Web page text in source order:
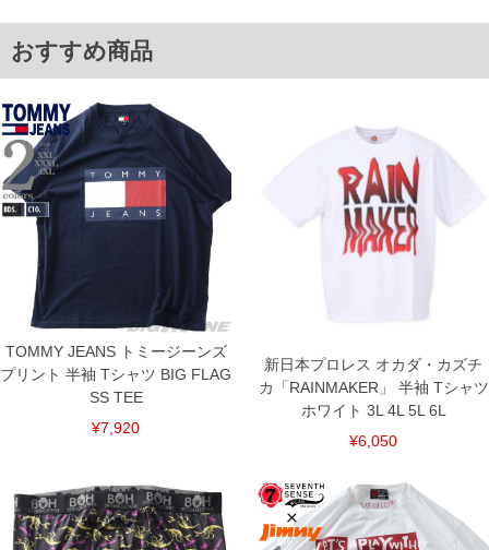
6L/68/26/144/82
単位はcm
下着(肌着)やワイシャツは商品の性質上、返品交換不可とさせて頂いております。予め
ご了承くださいませ。
※【ボトムの裾上げをご希望の場合】
裾上げ料金は500円+税となります。
備考欄に股下●cmとご記入下さい。（裾上げ無料対象商品は1本につき税込6,000円以
上の品が対象。1本5,999円以下の商品は有料（500円+税）となります。）
出荷まで約1週間～20日間程お時間を頂く場合がございます。
尚、裾上げした商品は返品・交換不可となりますので、予めご了承下さい。
一部、お直しに対応出来ない商品がございます。(例：裾にファスナーや調節ひもが付
いている、極端なデザインが施されている等)
※商品によって若干のサイズの誤差がございます。また、お客様がご使用の環境（コ
ンピュータ画面）によって、商品の色味が若干異なる場合がございます。予めご了承
ください。
※当店での掲載商品は、実店鋪と在庫を共用しておりますので店頭での売り違い、店
舗からのお取り寄せ等により、お客様にご迷惑をお掛けしてしまう場合がございま
す。そのようなことがない様最大限に努めておりますが、もしあった場合速やかにご
おすすめ商品
TOMMY JEANS トミージーンズ
プリント 半袖 Tシャツ BIG FLAG
SS TEE
¥7,920
新日本プロレス オカダ・カズチ
カ「RAINMAKER」 半袖 Tシャツ
ホワイト 3L 4L 5L 6L
¥6,050